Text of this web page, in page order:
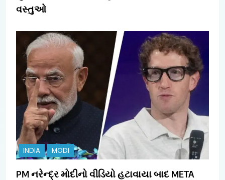
વસ્તુઓ
INDIA MODI
PM નરેન્દ્ર મોદીનો વીડિયો હટાવાયા બાદ META